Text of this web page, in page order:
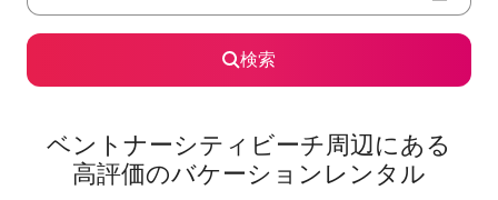
検索
ベントナーシティビーチ⁠周⁠辺⁠に⁠あ⁠る
高⁠評⁠価⁠のバ⁠ケ⁠ー⁠シ⁠ョ⁠ン⁠レ⁠ン⁠タ⁠ル